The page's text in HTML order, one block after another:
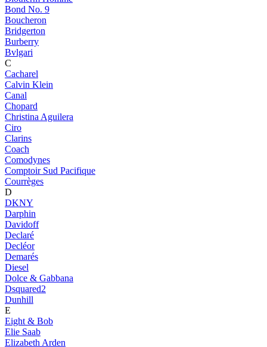
Bond No. 9
Boucheron
Bridgerton
Burberry
Bvlgari
C
Cacharel
Calvin Klein
Canal
Chopard
Christina Aguilera
Ciro
Clarins
Coach
Comodynes
Comptoir Sud Pacifique
Courrèges
D
DKNY
Darphin
Davidoff
Declaré
Decléor
Demarés
Diesel
Dolce & Gabbana
Dsquared2
Dunhill
E
Eight & Bob
Elie Saab
Elizabeth Arden